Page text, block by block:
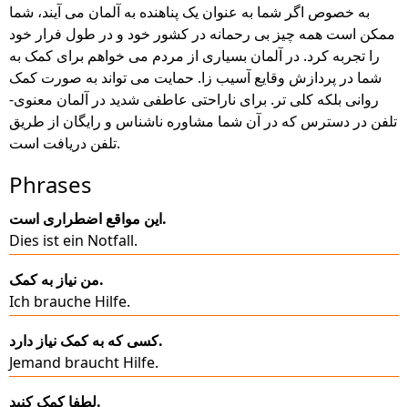
به خصوص اگر شما به عنوان یک پناهنده به آلمان می آیند، شما
ممکن است همه چیز بی رحمانه در کشور خود و در طول فرار خود
را تجربه کرد. در آلمان بسیاری از مردم می خواهم برای کمک به
شما در پردازش وقایع آسیب زا. حمایت می تواند به صورت کمک
روانی بلکه کلی تر. برای ناراحتی عاطفی شدید در آلمان معنوی-
تلفن در دسترس که در آن شما مشاوره ناشناس و رایگان از طریق
تلفن دریافت است.
Phrases
این مواقع اضطراری است.
Dies ist ein Notfall.
من نیاز به کمک.
Ich brauche Hilfe.
کسی که به کمک نیاز دارد.
Jemand braucht Hilfe.
لطفا کمک کنید.